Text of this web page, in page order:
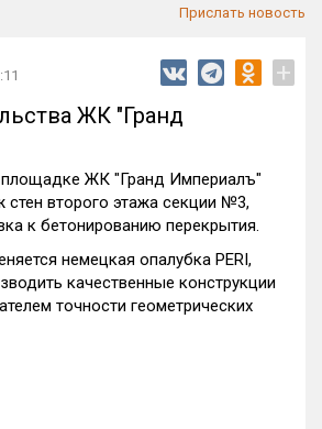
Прислать новость
+
ЖК "Гранд
площадке ЖК "Гранд Империалъ"
второго этажа секции №3,
к бетонированию перекрытия.
немецкая опалубка PERI,
качественные конструкции
точности геометрических